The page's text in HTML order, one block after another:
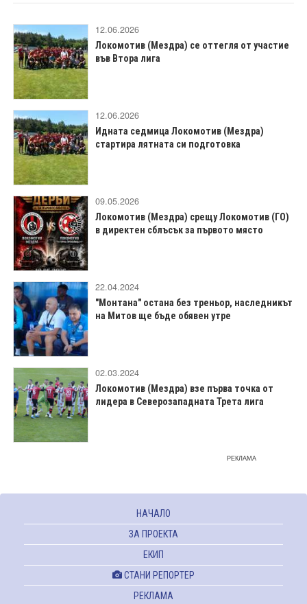
12.06.2026
Локомотив (Мездра) се оттегля от участие
във Втора лига
12.06.2026
Идната седмица Локомотив (Мездра)
стартира лятната си подготовка
09.05.2026
Локомотив (Мездра) срещу Локомотив (ГО)
в директен сблъсък за първото място
22.04.2024
"Монтана" остана без треньор, наследникът
на Митов ще бъде обявен утре
02.03.2024
Локомотив (Мездра) взе първа точка от
лидера в Северозападната Трета лига
РЕКЛАМА
НАЧАЛО
ЗА ПРОЕКТА
ЕКИП
СТАНИ РЕПОРТЕР
РЕКЛАМА